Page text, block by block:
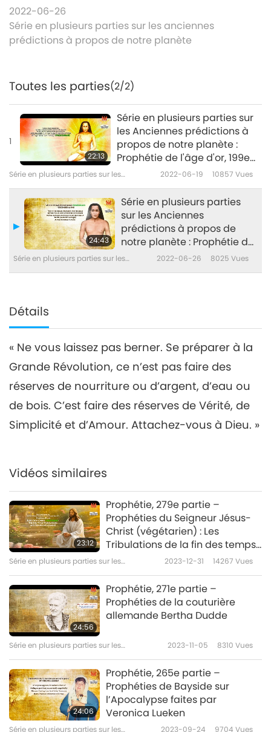
2022-06-26
Série en plusieurs parties sur les anciennes
prédictions à propos de notre planète
Toutes les parties(2/2)
1
22:13
Série en plusieurs parties sur
les Anciennes prédictions à
propos de notre planète :
Prophétie de l'âge d'or, 199e
partie – Prophéties de
(végétarien) sur la Grande
Révolution
Série en plusieurs parties sur les
2022-06-19 10857 Vues
24:43
Série en plusieurs parties
sur les Anciennes
prédictions à propos de
notre planète : Prophétie de
l'âge d'or, 200e partie –
Série en plusieurs parties sur les
2022-06-26 8025 Vues
Détails
« Ne vous laissez pas berner. Se préparer à la
Grande Révolution, ce n’est pas faire des
réserves de nourriture ou d’argent, d’eau ou
de bois. C’est faire des réserves de Vérité, de
Simplicité et d’Amour. Attachez-vous à Dieu. »
Vidéos similaires
23:12
Prophétie, 279e partie –
Prophéties du Seigneur Jésus-
Christ (végétarien) : Les
Tribulations de la fin des temps
et la Seconde venue
Série en plusieurs parties sur les
2023-12-31 14267 Vues
24:56
Prophétie, 271e partie –
Prophéties de la couturière
allemande Bertha Dudde
Série en plusieurs parties sur les
2023-11-05 8310 Vues
24:06
Prophétie, 265e partie –
Prophéties de Bayside sur
l’Apocalypse faites par
Veronica Lueken
Série en plusieurs parties sur les
2023-09-24 9704 Vues